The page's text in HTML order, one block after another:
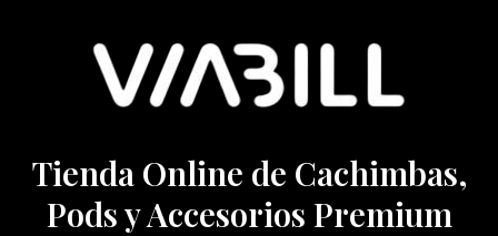
Tienda Online de Cachimbas,
Pods y Accesorios Premium